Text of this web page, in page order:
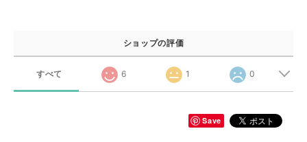
ショップの評価
すべて 6 1 0
Save